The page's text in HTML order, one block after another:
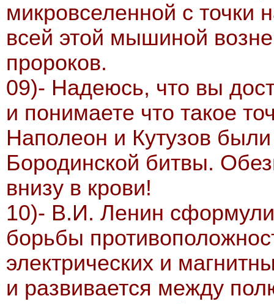
микровселенной с точки
всей этой мышиной
пророков.
09)- Надеюсь, что вы
и понимаете что такое
Наполеон и Кутузов
Бородинской битвы.
внизу в крови!
10)- В.И. Ленин
борьбы
электрических и
и развивается между